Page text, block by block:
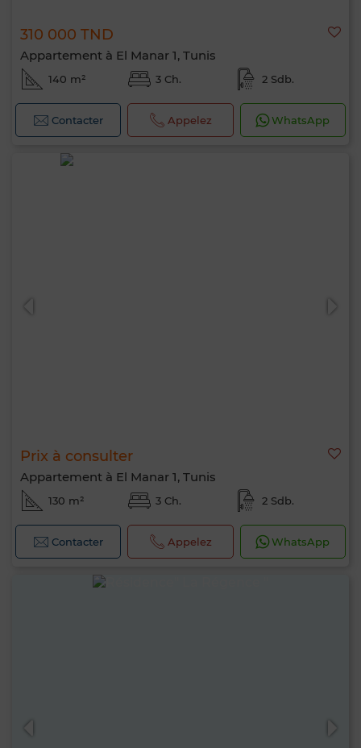
310 000 TND
Appartement à El Manar 1, Tunis
140 m² 3 Ch. 2 Sdb.
Contacter Appelez WhatsApp
Prix à consulter
Appartement à El Manar 1, Tunis
130 m² 3 Ch. 2 Sdb.
Contacter Appelez WhatsApp